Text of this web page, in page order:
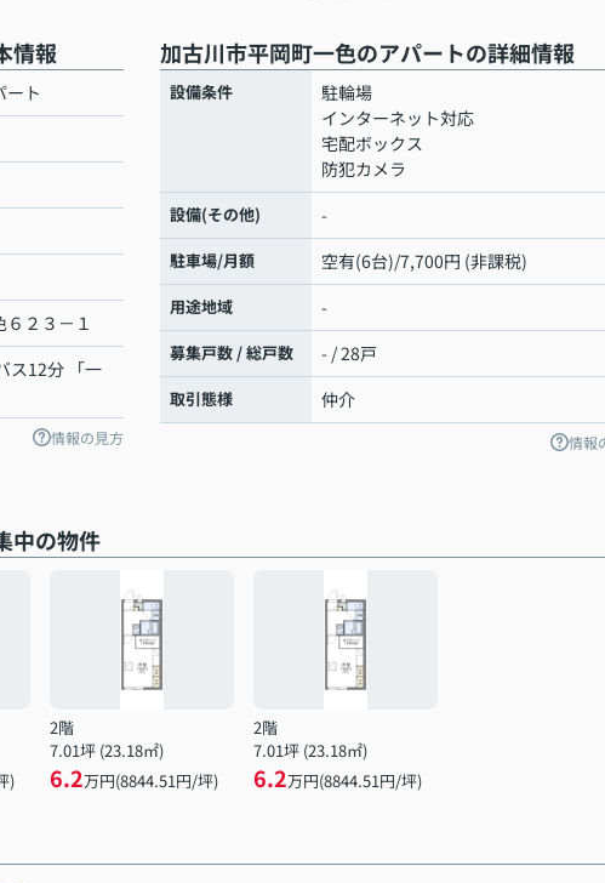
情報
ート
６２３－１
ス12分 「一
情報の見方
加古川市平岡町一色のアパートの詳細情報
設備条件
駐輪場
インターネット対応
宅配ボックス
防犯カメラ
設備(その他) -
駐車場/月額 空有(6台)/7,700円 (非課税)
用途地域 -
募集戸数 / 総戸数 - / 28戸
取引態様 仲介
情報
中の物件
)
2階
7.01坪 (23.18㎡)
6.2万円(8844.51円/坪)
2階
7.01坪 (23.18㎡)
6.2万円(8844.51円/坪)